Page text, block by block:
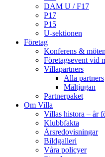
DAM U / F17
P17
P15
U-sektionen
Företag
Konferens & möten
Företagsevent vid
Villapartners
Alla partners
Måltjugan
Partnerpaket
Om Villa
Villas histora – år
Klubbfakta
Årsredovisningar
Bildgalleri
Våra policyer